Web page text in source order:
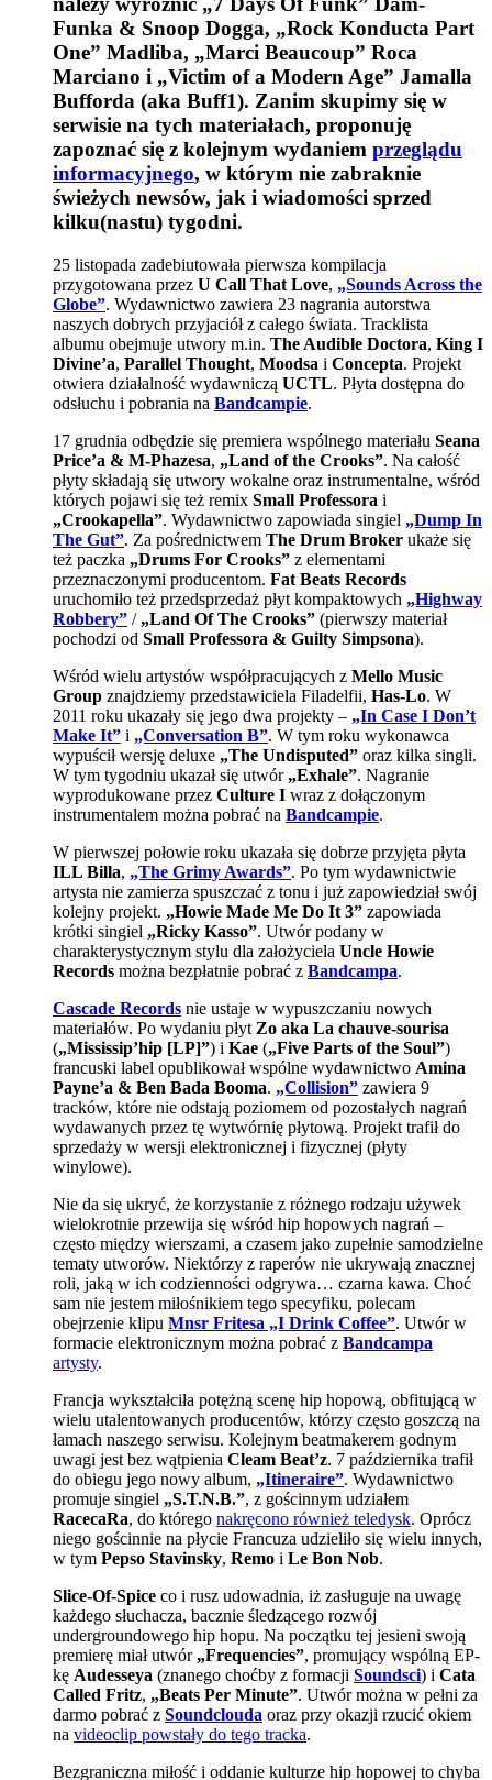
Funka & Snoop Dogga, „Rock Konducta Part
One” Madliba, „Marci Beaucoup” Roca
Marciano i „Victim of a Modern Age” Jamalla
Bufforda (aka Buff1). Zanim skupimy się w
serwisie na tych materiałach, proponuję
zapoznać się z kolejnym wydaniem przeglądu
informacyjnego, w którym nie zabraknie
świeżych newsów, jak i wiadomości sprzed
kilku(nastu) tygodni.
25 listopada zadebiutowała pierwsza kompilacja
przygotowana przez U Call That Love, „Sounds Across the
Globe”. Wydawnictwo zawiera 23 nagrania autorstwa
naszych dobrych przyjaciół z całego świata. Tracklista
albumu obejmuje utwory m.in. The Audible Doctora, King I
Divine’a, Parallel Thought, Moodsa i Concepta. Projekt
otwiera działalność wydawniczą UCTL. Płyta dostępna do
odsłuchu i pobrania na Bandcampie.
17 grudnia odbędzie się premiera wspólnego materiału Seana
Price’a & M-Phazesa, „Land of the Crooks”. Na całość
płyty składają się utwory wokalne oraz instrumentalne, wśród
których pojawi się też remix Small Professora i
„Crookapella”. Wydawnictwo zapowiada singiel „Dump In
The Gut”. Za pośrednictwem The Drum Broker ukaże się
też paczka „Drums For Crooks” z elementami
przeznaczonymi producentom. Fat Beats Records
uruchomiło też przedsprzedaż płyt kompaktowych „Highway
Robbery” / „Land Of The Crooks” (pierwszy materiał
pochodzi od Small Professora & Guilty Simpsona).
Wśród wielu artystów współpracujących z Mello Music
Group znajdziemy przedstawiciela Filadelfii, Has-Lo. W
2011 roku ukazały się jego dwa projekty – „In Case I Don’t
Make It” i „Conversation B”. W tym roku wykonawca
wypuścił wersję deluxe „The Undisputed” oraz kilka singli.
W tym tygodniu ukazał się utwór „Exhale”. Nagranie
wyprodukowane przez Culture I wraz z dołączonym
instrumentalem można pobrać na Bandcampie.
W pierwszej połowie roku ukazała się dobrze przyjęta płyta
ILL Billa, „The Grimy Awards”. Po tym wydawnictwie
artysta nie zamierza spuszczać z tonu i już zapowiedział swój
kolejny projekt. „Howie Made Me Do It 3” zapowiada
krótki singiel „Ricky Kasso”. Utwór podany w
charakterystycznym stylu dla założyciela Uncle Howie
Records można bezpłatnie pobrać z Bandcampa.
Cascade Records nie ustaje w wypuszczaniu nowych
materiałów. Po wydaniu płyt Zo aka La chauve-sourisa
(„Mississip’hip [LP]”) i Kae („Five Parts of the Soul”)
francuski label opublikował wspólne wydawnictwo Amina
Payne’a & Ben Bada Booma. „Collision” zawiera 9
tracków, które nie odstają poziomem od pozostałych nagrań
wydawanych przez tę wytwórnię płytową. Projekt trafił do
sprzedaży w wersji elektronicznej i fizycznej (płyty
winylowe).
Nie da się ukryć, że korzystanie z różnego rodzaju używek
wielokrotnie przewija się wśród hip hopowych nagrań –
często między wierszami, a czasem jako zupełnie samodzielne
tematy utworów. Niektórzy z raperów nie ukrywają znacznej
roli, jaką w ich codzienności odgrywa… czarna kawa. Choć
sam nie jestem miłośnikiem tego specyfiku, polecam
obejrzenie klipu Mnsr Fritesa „I Drink Coffee”. Utwór w
formacie elektronicznym można pobrać z Bandcampa
artysty.
Francja wykształciła potężną scenę hip hopową, obfitującą w
wielu utalentowanych producentów, którzy często goszczą na
łamach naszego serwisu. Kolejnym beatmakerem godnym
uwagi jest bez wątpienia Cleam Beat’z. 7 października trafił
do obiegu jego nowy album, „Itineraire”. Wydawnictwo
promuje singiel „S.T.N.B.”, z gościnnym udziałem
RacecaRa, do którego nakręcono również teledysk. Oprócz
niego gościnnie na płycie Francuza udzieliło się wielu innych,
w tym Pepso Stavinsky, Remo i Le Bon Nob.
Slice-Of-Spice co i rusz udowadnia, iż zasługuje na uwagę
każdego słuchacza, bacznie śledzącego rozwój
undergroundowego hip hopu. Na początku tej jesieni swoją
premierę miał utwór „Frequencies”, promujący wspólną EP-
kę Audesseya (znanego choćby z formacji Soundsci) i Cata
Called Fritz, „Beats Per Minute”. Utwór można w pełni za
darmo pobrać z Soundclouda oraz przy okazji rzucić okiem
na videoclip powstały do tego tracka.
Bezgraniczna miłość i oddanie kulturze hip hopowej to chyba